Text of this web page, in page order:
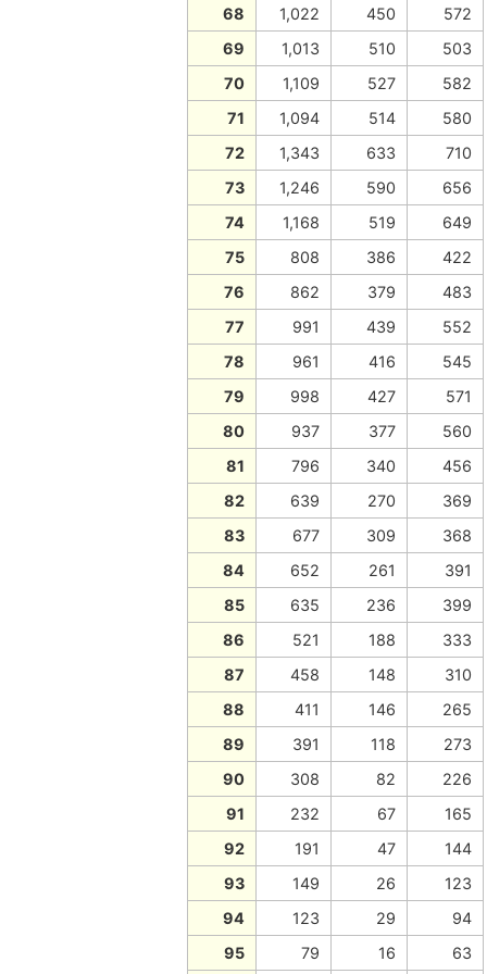
68 1,022 450
572
69
1,013 510
503
70
1,109 527
582
71
1,094 514
580
72
1,343 633
710
73
1,246 590
656
74
1,168 519
649
75
808 386
422
76
862 379
483
77
991 439
552
78
961 416
545
79
998 427
571
80
937 377
560
81
796 340
456
82
639 270
369
83
677 309
368
84
652 261
391
85
635 236
399
86
521 188
333
87
458 148
310
88
411 146
265
89
391 118
273
90
308 82
226
91
232 67
165
92
191 47
144
93
149 26
123
94
123 29
94
95
79 16 63